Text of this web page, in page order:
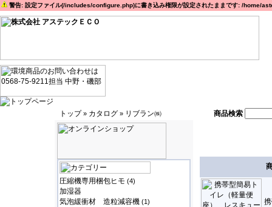
警告: 設定ファイル(/includes/configure.php)に書き込み権限が設定されたままです: /
トップ» カタログ » リブラン㈱ 商品検索
圧縮機専用梱包ヒモ (4)
加湿器
気泡緩衝材 造粒減容機 (1)